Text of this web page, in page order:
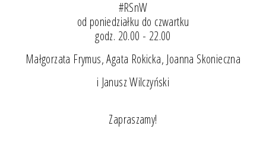
#RSnW
od poniedziałku do czwartku
godz. 20.00 - 22.00
Małgorzata Frymus, Agata Rokicka, Joanna Skonieczna
i Janusz Wilczyński
Zapraszamy!